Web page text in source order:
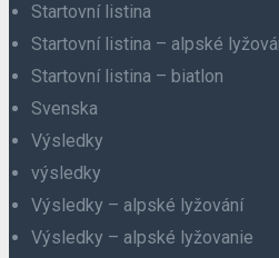
Startovní listina
Startovní listina – alpské
Startovní listina – biatlon
Svenska
Výsledky
výsledky
Výsledky – alpské lyžování
Výsledky – alpské lyžovanie